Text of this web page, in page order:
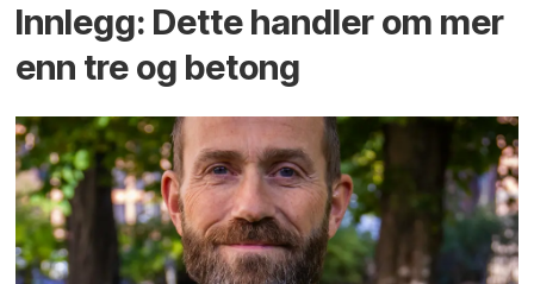
Innlegg: Dette handler om mer
enn tre og betong